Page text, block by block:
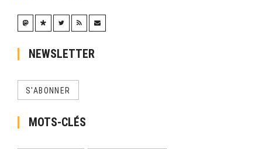
NEWSLETTER
S'ABONNER
MOTS-CLÉS